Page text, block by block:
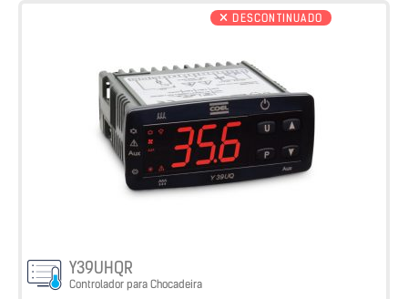
DESCONTINUADO
Y39UHQR
Controlador para Chocadeira